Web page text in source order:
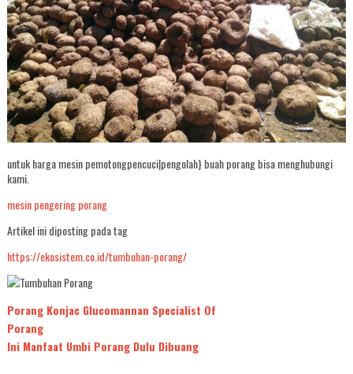
untuk harga mesin pemotongpencuci|pengolah} buah porang bisa menghubungi
kami.
mesin pengering porang
Artikel ini diposting pada tag
https://ekosistem.co.id/tumbuhan-porang/
Porang Konjac Glucomannan Specialist Of
Porang
Ini Manfaat Umbi Porang Dulu Dibuang